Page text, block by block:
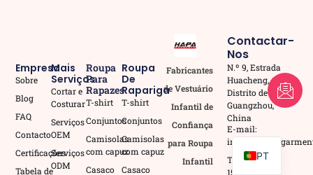
Fabricantes
de Vestuário
Infantil de
Confiança
para Roupa
Infantil
Roupa
De
Rapariga
T-shirt
Conjuntos
Camisolas
com capuz
Casaco
Roupa
Para
Rapazes
T-shirt
Conjuntos
Camisolas
com capuz
Casaco
Mais
Serviços
Cortar e
Costurar
Serviços
OEM
Serviços
ODM
Empresa
Sobre
Blog
FAQ
Contacto
Certificações
Tabela de
Contactar-
Nos
N.º 9, Estrada
Huacheng,
Distrito de Huadu,
Guangzhou,
China
E-mail:
TEL: +86
15815807837
PT
AR
FR